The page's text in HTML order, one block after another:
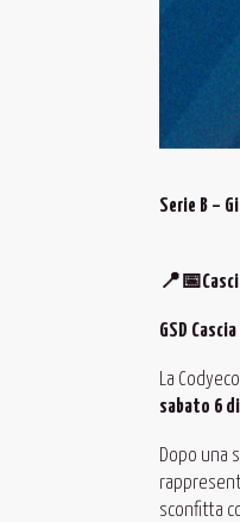
Serie B –
GSD
La
sabato 6
Dopo una
sconfitta